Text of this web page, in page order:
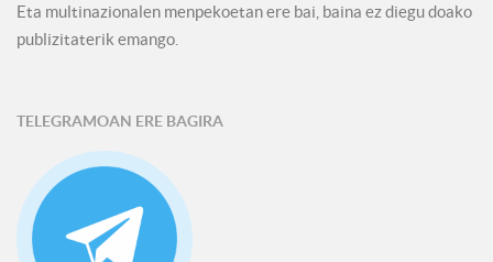
Eta multinazionalen menpekoetan ere bai, baina ez diegu doako
publizitaterik emango.
TELEGRAMOAN ERE BAGIRA